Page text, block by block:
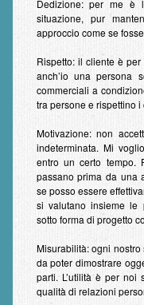
Dedizione:per me è
situazione, pur
approccio come se
Rispetto:il cliente è per
anch’io una persona
commerciali a
tra persone e rispettino
Motivazione:non
indeterminata. Mi
entro un certo tempo.
passano prima da una
se posso essere
si valutano insieme le
sotto forma di progetto
Misurabilità:ogni nostro
da poter dimostrare
parti. L’utilità è per noi
qualità di relazioni